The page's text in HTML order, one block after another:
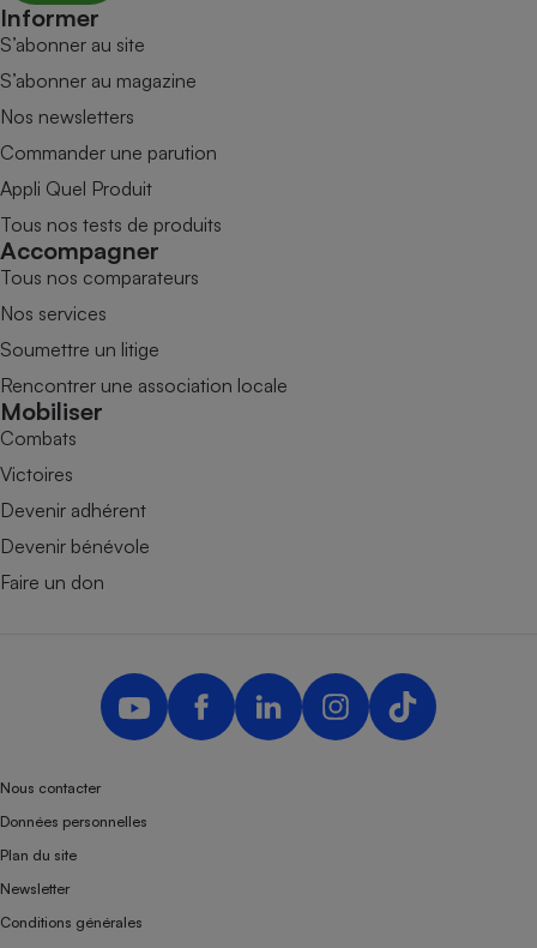
Informer
S’abonner au site
S’abonner au magazine
Nos newsletters
Commander une parution
Appli Quel Produit
Tous nos tests de produits
Accompagner
Tous nos comparateurs
Nos services
Soumettre un litige
Rencontrer une association locale
Mobiliser
Combats
Victoires
Devenir adhérent
Devenir bénévole
Faire un don
Nous contacter
Données personnelles
Plan du site
Newsletter
Conditions générales